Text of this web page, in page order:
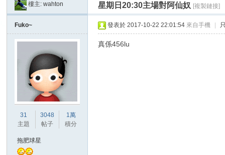
» › ›
樓主:wahton 星期日20:30主場對阿仙奴 [複製鏈接]
Fuko~
31
主題
3048
帖子
1萬
積分
拖肥球星
發表於 2017-10-22 22:01:54 來自手機
真係456lu